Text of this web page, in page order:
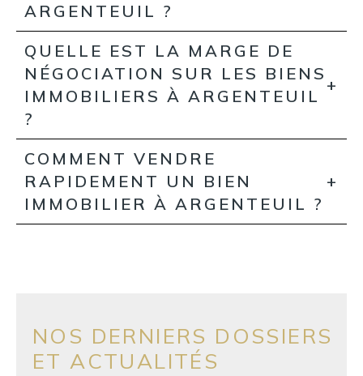
ARGENTEUIL ?
QUELLE EST LA MARGE DE
NÉGOCIATION SUR LES BIENS
IMMOBILIERS À ARGENTEUIL
?
COMMENT VENDRE
RAPIDEMENT UN BIEN
IMMOBILIER À ARGENTEUIL ?
NOS DERNIERS DOSSIERS
ET ACTUALITÉS